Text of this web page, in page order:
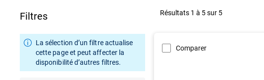
Filtres
La sélection d’un filtre actualise
cette page et peut affecter la
disponibilité d’autres filtres.
Résultats 1 à 5 sur 5
Comparer